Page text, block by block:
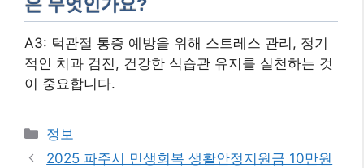
은 무엇인가요?
A3: 턱관절 통증 예방을 위해 스트레스 관리, 정기
적인 치과 검진, 건강한 식습관 유지를 실천하는 것
이 중요합니다.
카
테
정보
2025 파주시 민생회복 생활안정지원금 10만원